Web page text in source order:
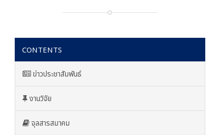
CONTENTS
ข่าวประชาสัมพันธ์
งานวิจัย
จุลสารสมาคม